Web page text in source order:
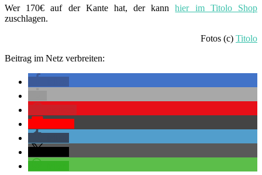
Wer 170€ auf der Kante hat, der kannhier im Titolo Shop
zuschlagen.
Fotos (c) Titolo
Beitrag im Netz verbreiten: